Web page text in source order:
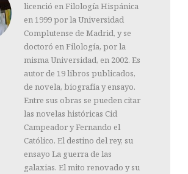
licenció en Filología Hispánica
en 1999 por la Universidad
Complutense de Madrid, y se
doctoró en Filología, por la
misma Universidad, en 2002. Es
autor de 19 libros publicados,
de novela, biografía y ensayo.
Entre sus obras se pueden citar
las novelas históricas Cid
Campeador y Fernando el
Católico. El destino del rey, su
ensayo La guerra de las
galaxias. El mito renovado y su